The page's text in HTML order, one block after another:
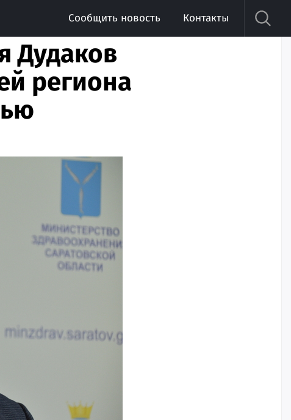
Сообщить новость Контакты
Дудаков
региона